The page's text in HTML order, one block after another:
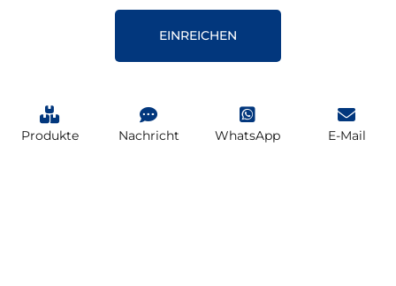
EINREICHEN
Produkte Nachricht WhatsApp E-Mail